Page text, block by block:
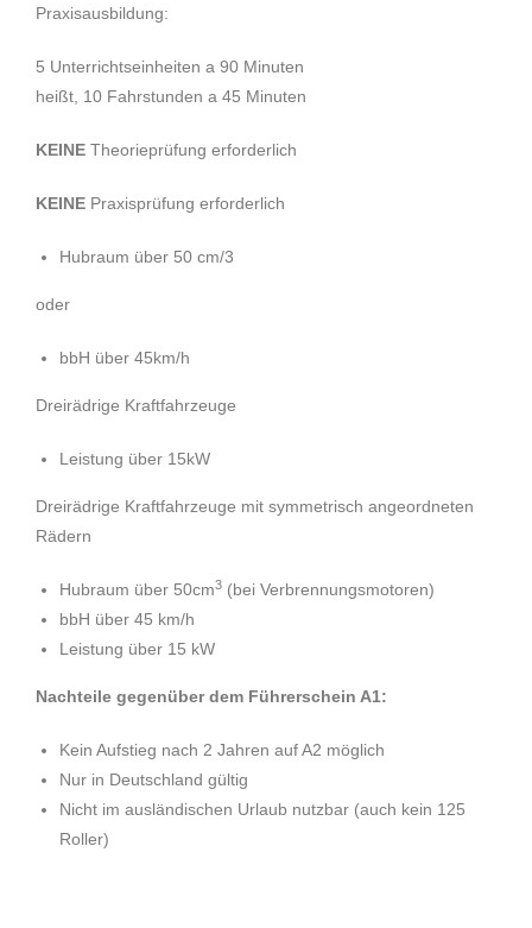
Praxisausbildung:
5 Unterrichtseinheiten a 90 Minuten
heißt, 10 Fahrstunden a 45 Minuten
KEINE Theorieprüfung erforderlich
KEINE Praxisprüfung erforderlich
Hubraum über 50 cm/3
oder
bbH über 45km/h
Dreirädrige Kraftfahrzeuge
Leistung über 15kW
Dreirädrige Kraftfahrzeuge mit symmetrisch angeordneten
Rädern
Hubraum über 50cm3 (bei Verbrennungsmotoren)
bbH über 45 km/h
Leistung über 15 kW
Nachteile gegenüber dem Führerschein A1:
Kein Aufstieg nach 2 Jahren auf A2 möglich
Nur in Deutschland gültig
Nicht im ausländischen Urlaub nutzbar (auch kein 125
Roller)